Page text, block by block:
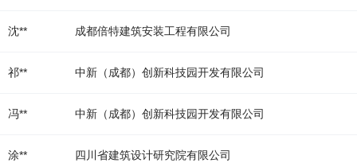
沈** 成都倍特建筑安装工程有限公司
祁** 中新（成都）创新科技园开发有限公司
冯** 中新（成都）创新科技园开发有限公司
涂** 四川省建筑设计研究院有限公司